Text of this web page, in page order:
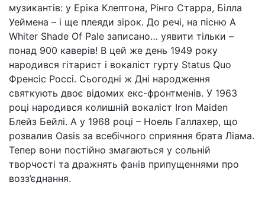
музикантів: у Еріка Клептона, Рінго Старра, Білла
Уеймена – і ще плеяди зірок. До речі, на пісню A
Whiter Shade Of Pale записано… уявити тільки –
понад 900 каверів! В цей же день 1949 року
народився гітарист і вокаліст гурту Status Quo
Френсіс Россі. Сьогодні ж Дні народження
святкують двоє відомих екс-фронтменів. У 1963
році народився колишній вокаліст Iron Maiden
Блейз Бейлі. А у 1968 році – Ноель Галлахер, що
розвалив Oasis за всебічного сприяння брата Ліама.
Тепер вони постійно змагаються у сольній
творчості та дражнять фанів припущеннями про
возз’єднання.